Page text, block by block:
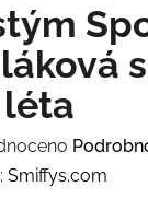
Smiffys.com